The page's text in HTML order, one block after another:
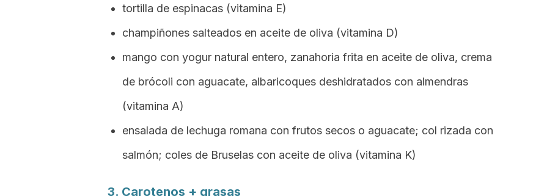
tortilla de espinacas (vitamina E)
champiñones salteados en aceite de oliva (vitamina D)
mango con yogur natural entero, zanahoria frita en aceite de oliva, crema
de brócoli con aguacate, albaricoques deshidratados con almendras
(vitamina A)
ensalada de lechuga romana con frutos secos o aguacate; col rizada con
salmón; coles de Bruselas con aceite de oliva (vitamina K)
3. Carotenos + grasas